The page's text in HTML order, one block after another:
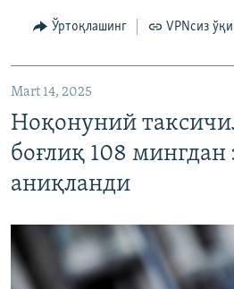
Ўртоқлашинг VPNсиз
Mart 14, 2025
Ноқонуний
боғлиқ 108 мингдан
аниқланди